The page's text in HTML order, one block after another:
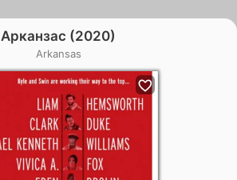
Арканзас (2020)
Arkansas